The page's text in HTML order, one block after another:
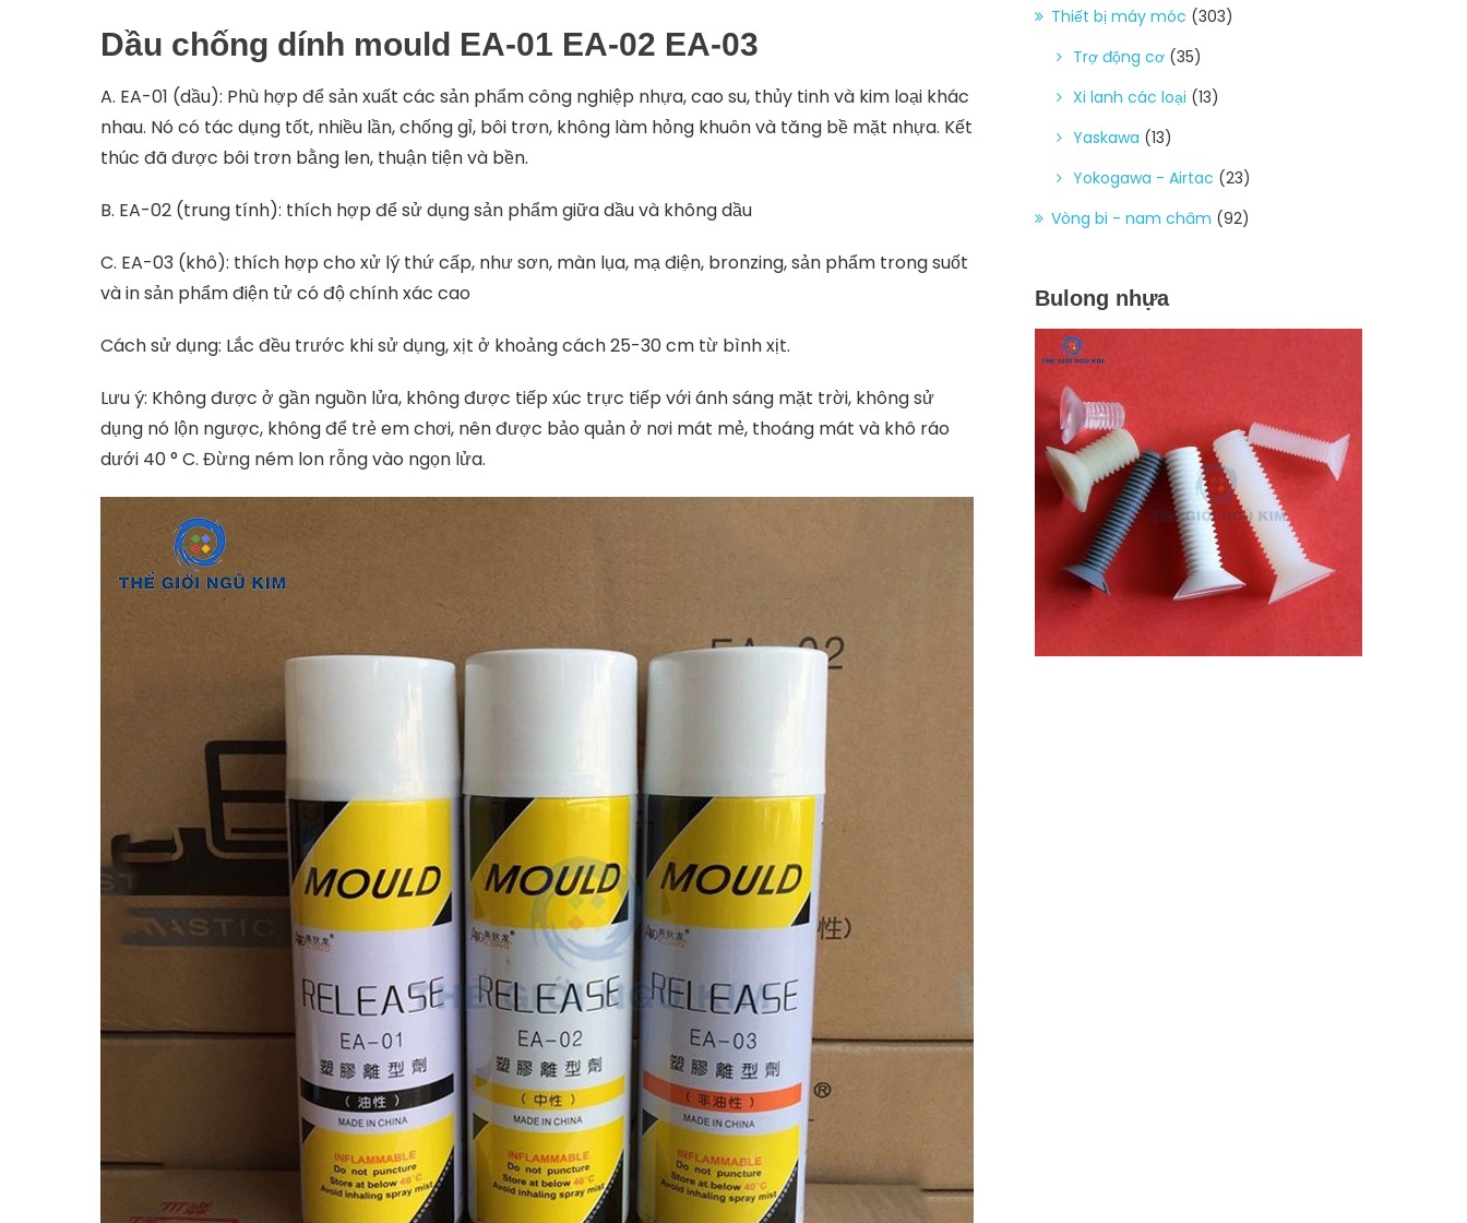
Dầu chống dính mould EA-01 EA-02 EA-03
A. EA-01 (dầu): Phù hợp để sản xuất các sản phẩm công nghiệp nhựa, cao su, thủy tinh và kim loại khác
nhau. Nó có tác dụng tốt, nhiều lần, chống gỉ, bôi trơn, không làm hỏng khuôn và tăng bề mặt nhựa. Kết
thúc đã được bôi trơn bằng len, thuận tiện và bền.
B. EA-02 (trung tính): thích hợp để sử dụng sản phẩm giữa dầu và không dầu
C. EA-03 (khô): thích hợp cho xử lý thứ cấp, như sơn, màn lụa, mạ điện, bronzing, sản phẩm trong suốt
và in sản phẩm điện tử có độ chính xác cao
Cách sử dụng: Lắc đều trước khi sử dụng, xịt ở khoảng cách 25-30 cm từ bình xịt.
Lưu ý: Không được ở gần nguồn lửa, không được tiếp xúc trực tiếp với ánh sáng mặt trời, không sử
dụng nó lộn ngược, không để trẻ em chơi, nên được bảo quản ở nơi mát mẻ, thoáng mát và khô ráo
dưới 40 ° C. Đừng ném lon rỗng vào ngọn lửa.
Thiết bị máy móc (303)
Trợ động cơ (35)
Xi lanh các loại (13)
Yaskawa (13)
Yokogawa - Airtac (23)
Vòng bi - nam châm (92)
Bulong nhựa